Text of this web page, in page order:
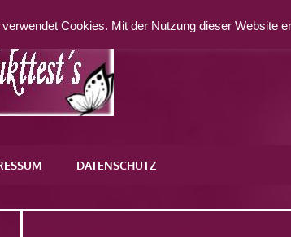
DATENSCHUTZ
Cookies. Mit der Nutzung dieser Website